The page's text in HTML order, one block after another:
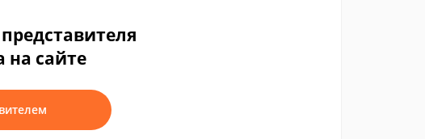
на сайте